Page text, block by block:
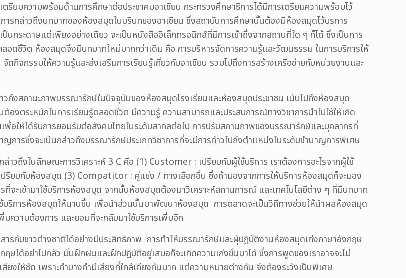
ตรียมความพร้อมด้านการศึกษาต่อประชาคมอาเซียน กระทรวงศึกษาธิการได้มีการเตรียมความพร้อมไว้
ารกล่าวถึงบทบาทของห้องสมุดในบริบทของอาเซียน ซึ่งสถาบันการศึกษานั้นต้องมีห้องสมุดไว้บรการ
นกระดาษแต่เพียงอย่างเดียว จะเป็นหนังสืออิเล็กทรอนิกส์ที่มีการเข้าถึ่งจากสถานที่ใด ๆ ก็ได้ ซึ่งเป็นการ
อดชึวิต ห้องสมุดจึงมีบทบาทใหม่มากกว่าเดิม คือ การบริหารจัดการความรู้และวัฒนธรรม ในการบริการให้
จกรรมให้ความรู้และส่งเสริมการเรียนรู้เกี่ยวกับอาเซียน รวมไปถึงการสร้างเครือข่ายกับหน่วยงานและ
วถึงสถานะภาพบรรณารักษ์ในปัจจุบันของห้องสมุดโรงเรียนและห้องสมุดประชาชน เน้นไปถึงห้องสมุด
งตระหนักในการเรียนรู้ตลอดชีวิต มีความรู้ ความสามารถและประสบการณ์ทางวิชาการนำไปใช้ให้เกิด
อให้ได้รับการยอมรับต่อสังคมไทยในระดับสากลต่อไป การปรับสถานภาพของบรรณารักษ์และบุคลากรที่
ารซึ่งจะเน้นกล่าวถึงบรรณารักษ์ประเภทวิชาการที่จะมีการก้าวไปถึงตำแหน่งในระดับชำนาญการพิเศษ
าวถึงในลักษณะการวิเคราะห์ 3 C คือ (1) Customer : เปรียบกับผู้ใช้บริการ เราต้องการอะไรจากผู้ใช้
รียบกับห้องสมุด (3) Compatitor : คู่แข่ง / ทางเลือกอื่น ซึ่งถ้ามองจากการให้บริการห้องสมุดก็จะมอง
จะเข้ามาใช้บริการห้องสมุด จากนั้นห้องสมุดต้องมาวิเคราะห์สถานการณ์ และเทคโนโลยีต่าง ๆ ที่มีบทบาท
ใช้บริการห้องสมุดให้นานขึ้น เพื่อนำส่วนนั้นมาพัฒนาห้องสมุด การตลาดจะเป็นวิถีทางช่วยให้นำผลห้องสมุด
มความต้องการ และยอมที่จะกลับมาใช้บริการเพิ่มอีก
ารกับชาวต่างชาติได้อย่างมีประสิทธิภาพ การทำให้บรรณารักษ์และผุ้ปฏิบัติงานห้องสมุดเก่งภาษาอังกฤษ
ษได้อย่าไปกลัว มั่นฝึกฝนและฝึกปฏิบัติอยู่เสมอก็จะเกิดความเก่งขั้นมาได้ ซึ่งการพูดของเราอาจจะไม่
ยงให้ชัด เพราะคำบางคำมีเสียงที่ใกล้เคียงกันมาก แต่ความหมายต่างกัน จึงต้องระวังเป็นพิเศษ